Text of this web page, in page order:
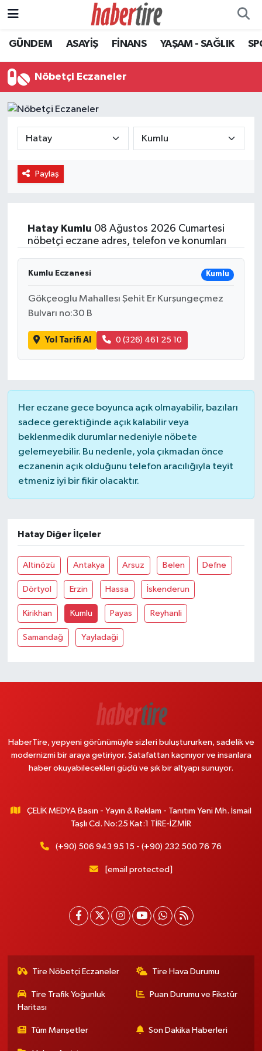
GÜNDEM ASAYİŞ FİNANS YAŞAM - SAĞLIK
Nöbetçi Eczaneler
Paylaş
Hatay Kumlu 08 Ağustos 2026 Cumartesi
nöbetçi eczane adres, telefon ve konumları
Kumlu Eczanesi Kumlu
Gökçeoglu Mahallesı Şehit Er Kurşungeçmez
Bulvarı no:30 B
Yol Tarifi Al 0 (326) 461 25 10
Her eczane gece boyunca açık olmayabilir, bazıları
sadece gerektiğinde açık kalabilir veya
beklenmedik durumlar nedeniyle nöbete
gelemeyebilir. Bu nedenle, yola çıkmadan önce
eczanenin açık olduğunu telefon aracılığıyla teyit
etmeniz iyi bir fikir olacaktır.
Hatay Diğer İlçeler
Altinözü Antakya Arsuz Belen Defne
Dörtyol Erzin Hassa İskenderun
Kirikhan Kumlu Payas Reyhanli
Samandağ Yayladaği
HaberTire, yepyeni görünümüyle sizleri buluştururken, sadelik ve
modernizmi bir araya getiriyor. Şatafattan kaçınıyor ve insanlara
haber okuyabilecekleri güçlü ve şık bir altyapı sunuyor.
ÇELİK MEDYA Basın - Yayın & Reklam - Tanıtım Yeni Mh. İsmail
Taşlı Cd. No:25 Kat:1 TİRE-İZMİR
(+90) 506 943 95 15 - (+90) 232 500 76 76
[email protected]
Tire Nöbetçi Eczaneler Tire Hava Durumu
Tire Trafik Yoğunluk
Haritası
Puan Durumu ve Fikstür
Tüm Manşetler Son Dakika Haberleri
Tire Nöbetçi Eczaneler
Tire Hava Durumu
Tire Trafik Yoğunluk Haritası
Süper Lig Puan Durumu ve Fikstür
Tüm Manşetler
Haber Arşivi